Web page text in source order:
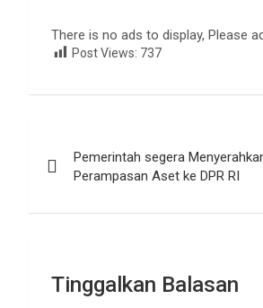
There is no ads to display, Please
Post Views: 737
pos
Pemerintah segera
Perampasan Aset ke DPR RI
Tinggalkan Balasan